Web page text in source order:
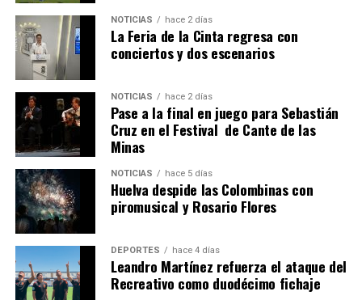
SEXTA CORRIDA DE LAS FIESTAS COLOMBINAS
2026
hace 5 días· Huelvatv
NOTICIAS hace 2 días
La Feria de la Cinta regresa con
conciertos y dos escenarios
NOTICIAS hace 2 días
Pase a la final en juego para Sebastián
Cruz en el Festival de Cante de las
Minas
NOTICIAS hace 5 días
Huelva despide las Colombinas con
piromusical y Rosario Flores
DEPORTES hace 4 días
Leandro Martínez refuerza el ataque del
Recreativo como duodécimo fichaje